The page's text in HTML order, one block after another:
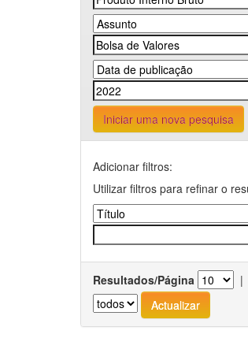
Iniciar uma nova pesquisa
Adicionar filtros:
Utilizar filtros para refinar o
Resultados/Página |